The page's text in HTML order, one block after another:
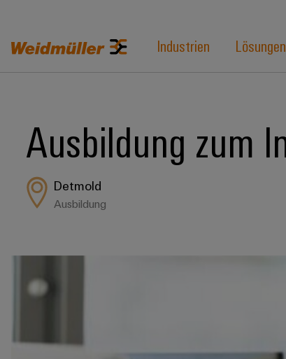
Industrien Lösungen
Ausbildung zum
Detmold
Ausbildung